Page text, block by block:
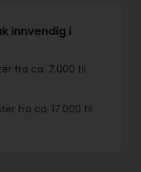
innvendig i
fra ca. 7.000 til
fra ca. 17.000 til